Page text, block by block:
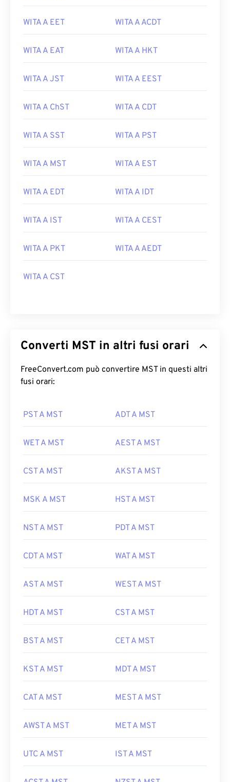
WITA A EET WITA A ACDT
WITA A EAT WITA A HKT
WITA A JST WITA A EEST
WITA A ChST WITA A CDT
WITA A SST WITA A PST
WITA A MST WITA A EST
WITA A EDT WITA A IDT
WITA A IST WITA A CEST
WITA A PKT WITA A AEDT
WITA A CST
Converti MST in altri fusi orari
FreeConvert.com può convertire MST in questi altri
fusi orari:
PST A MST ADT A MST
WET A MST AEST A MST
CST A MST AKST A MST
MSK A MST HST A MST
NST A MST PDT A MST
CDT A MST WAT A MST
AST A MST WEST A MST
HDT A MST CST A MST
BST A MST CET A MST
KST A MST MDT A MST
CAT A MST MEST A MST
AWST A MST MET A MST
UTC A MST IST A MST